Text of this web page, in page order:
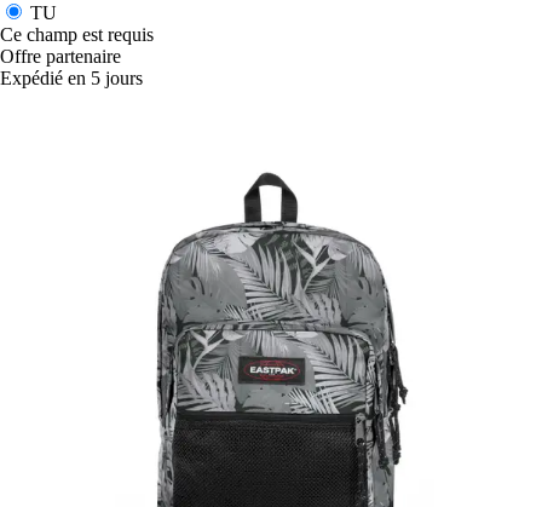
TU
Ce champ est requis
Offre partenaire
Expédié en 5 jours